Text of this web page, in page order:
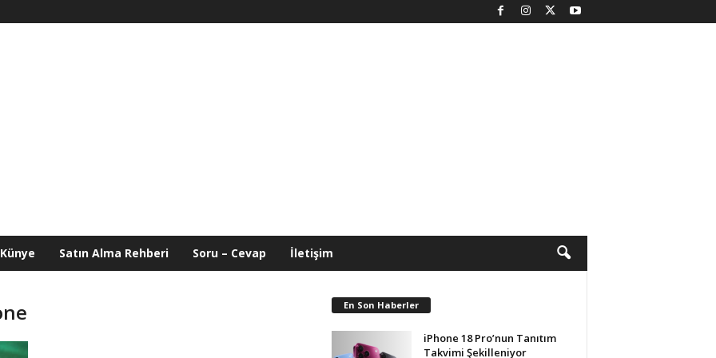
Künye Satın Alma Rehberi Soru – Cevap İletişim
En Son Haberler
iPhone 18 Pro’nun Tanıtım
Takvimi Şekilleniyor